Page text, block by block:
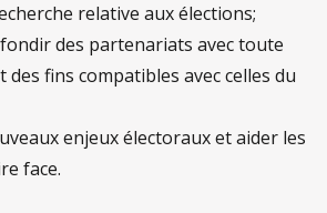
relative aux élections;
des partenariats avec toute
fins compatibles avec celles du
enjeux électoraux et aider les
face.